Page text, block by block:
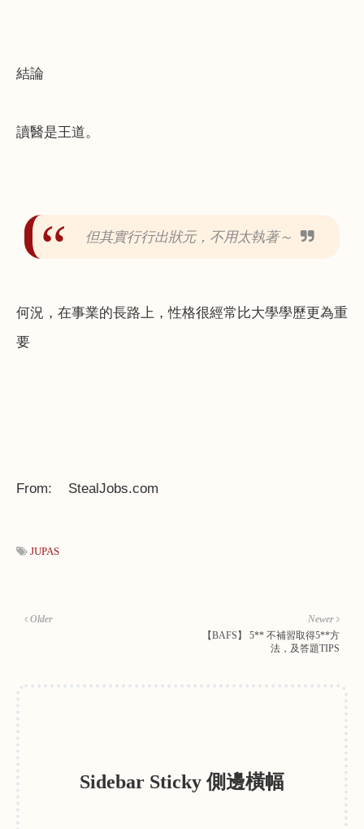
結論
讀醫是王道。
但其實行行出狀元，不用太執著～
何況，在事業的長路上，性格很經常比大學學歷更為重
要
From: StealJobs.com
JUPAS
Newer
【BAFS】 5** 不補習取得5**方
法，及答題TIPS
Older
Sidebar Sticky 側邊橫幅